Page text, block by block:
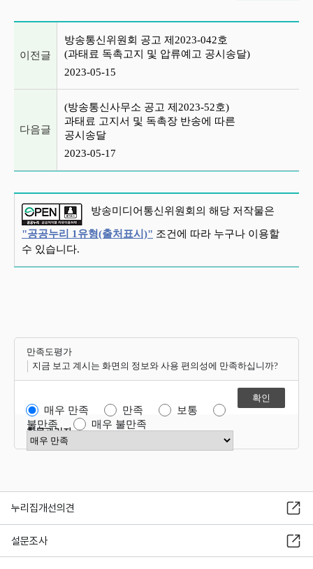
이전글
방송통신위원회 공고 제2023-042호
(과태료 독촉고지 및 압류예고 공시송달)
2023-05-15
다음글
(방송통신사무소 공고 제2023-52호)
과태료 고지서 및 독촉장 반송에 따른
공시송달
2023-05-17
방송미디어통신위원회의 해당 저작물은
"공공누리 1유형(출처표시)" 조건에 따라 누구나 이용할
수 있습니다.
만족도평가
지금 보고 계시는 화면의 정보와 사용 편의성에 만족하십니까?
매우 만족 만족
보통
불만족
매우 불만족
만족도 점수 선택
항목관리자
누리집개선의견
설문조사